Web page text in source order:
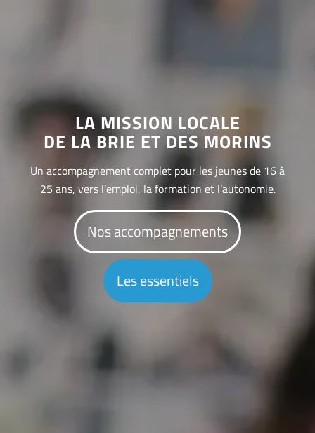
LA MISSION LOCALE
DE LA BRIE ET DES MORINS
Un accompagnement complet pour les jeunes de 16 à
25 ans, vers l’emploi, la formation et l’autonomie.
Nos accompagnements
Les essentiels